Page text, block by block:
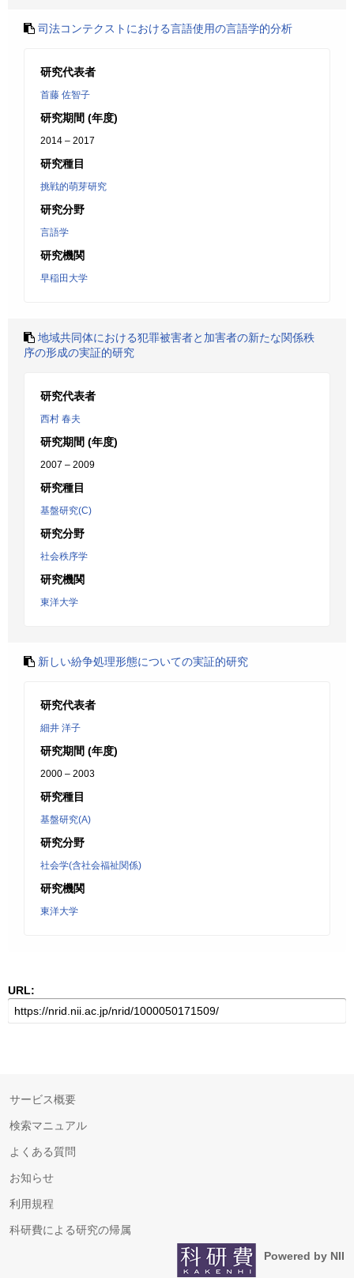
司法コンテクストにおける言語使用の言語学的分析
研究代表者
首藤 佐智子
研究期間 (年度)
2014 – 2017
研究種目
挑戦的萌芽研究
研究分野
言語学
研究機関
早稲田大学
地域共同体における犯罪被害者と加害者の新たな関係秩
序の形成の実証的研究
研究代表者
西村 春夫
研究期間 (年度)
2007 – 2009
研究種目
基盤研究(C)
研究分野
社会秩序学
研究機関
東洋大学
新しい紛争処理形態についての実証的研究
研究代表者
細井 洋子
研究期間 (年度)
2000 – 2003
研究種目
基盤研究(A)
研究分野
社会学(含社会福祉関係)
研究機関
東洋大学
URL:
サービス概要
検索マニュアル
よくある質問
お知らせ
利用規程
科研費による研究の帰属
Powered by NII